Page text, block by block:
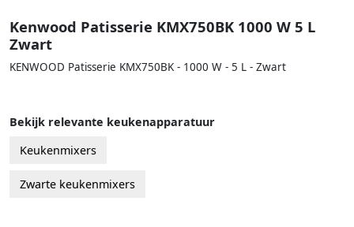
Kenwood Patisserie KMX750BK 1000 W 5 L
Zwart
KENWOOD Patisserie KMX750BK - 1000 W - 5 L - Zwart
Bekijk relevante keukenapparatuur
Keukenmixers
Zwarte keukenmixers